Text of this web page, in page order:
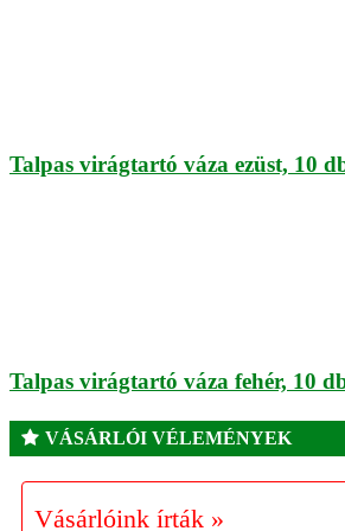
Talpas virágtartó váza ezüst, 10
Talpas virágtartó váza fehér, 10
VÁSÁRLÓI VÉLEMÉNYEK
Vásárlóink írták »